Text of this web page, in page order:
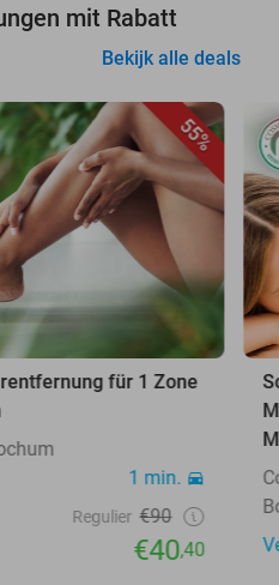
mit Rabatt
Bekijk alle deals
55%
für 1 Zone
1 min.
Regulier €90
€40,40